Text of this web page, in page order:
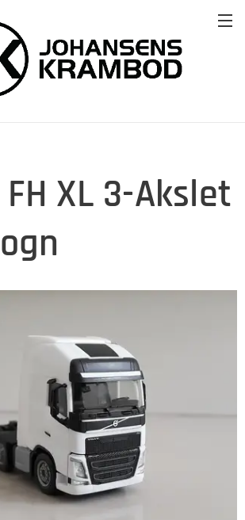
FH XL 3-Akslet